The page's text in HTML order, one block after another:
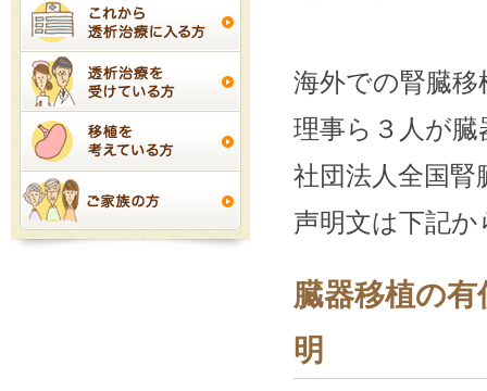
海外での腎臓
理事ら３人が
社団法人全国
声明文は下記
臓器移植の
明